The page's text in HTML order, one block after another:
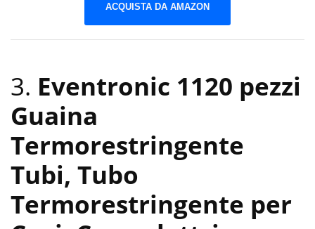
ACQUISTA DA AMAZON
3. Eventronic 1120 pezzi
Guaina
Termorestringente
Tubi, Tubo
Termorestringente per